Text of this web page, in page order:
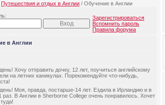
Путешествия и отдых в Англии / Обучение в Англии
Зарегистрироваться
Вспомнить пароль
Правила форума
в Англии
Хочу отправить дочку, 12 лет, поучиться английскому
на летних каникулах. Порекомендуйте что-нибудь,
Моя, правда, постарше-14 лет. Ездила в Ирландию и в
раз. В Англии в Sherborne College очень понравилось. Хочет